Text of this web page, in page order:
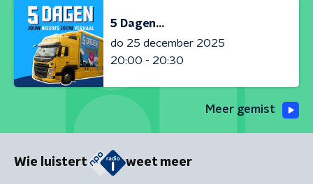
5 Dagen...
do 25 december 2025
20:00 - 20:30
Meer gemist
Wie luistert weet meer